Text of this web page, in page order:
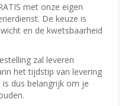
met onze eigen
De keuze is
en de kwetsbaarheid
zal leveren
het tijdstip van levering
dus belangrijk om je